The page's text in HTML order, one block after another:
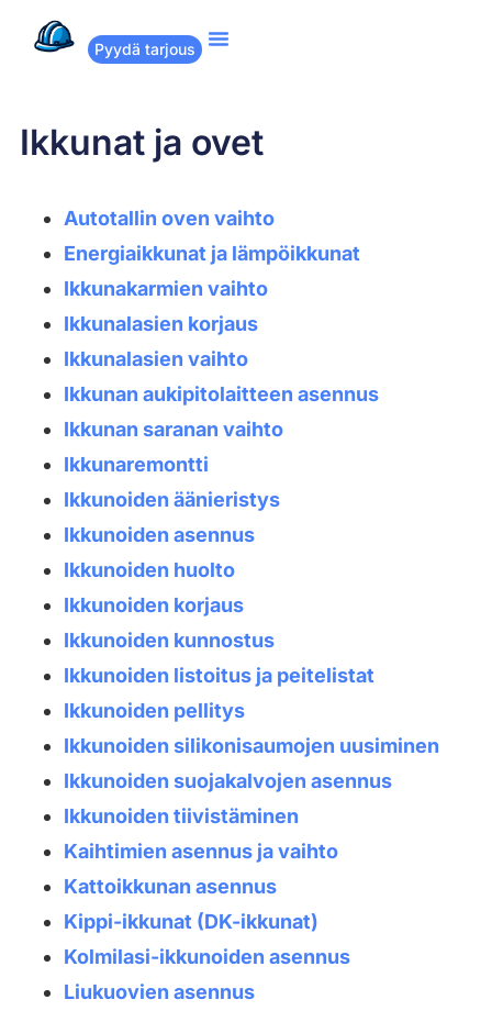
Pyydä tarjous
Ikkunat ja ovet
Autotallin oven vaihto
Energiaikkunat ja lämpöikkunat
Ikkunakarmien vaihto
Ikkunalasien korjaus
Ikkunalasien vaihto
Ikkunan aukipitolaitteen asennus
Ikkunan saranan vaihto
Ikkunaremontti
Ikkunoiden äänieristys
Ikkunoiden asennus
Ikkunoiden huolto
Ikkunoiden korjaus
Ikkunoiden kunnostus
Ikkunoiden listoitus ja peitelistat
Ikkunoiden pellitys
Ikkunoiden silikonisaumojen uusiminen
Ikkunoiden suojakalvojen asennus
Ikkunoiden tiivistäminen
Kaihtimien asennus ja vaihto
Kattoikkunan asennus
Kippi-ikkunat (DK-ikkunat)
Kolmilasi-ikkunoiden asennus
Liukuovien asennus